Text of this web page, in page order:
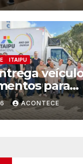
ITAIPU
para
a
do PR
ACONTECE